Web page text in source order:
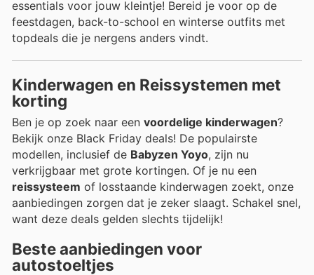
essentials voor jouw kleintje! Bereid je voor op de
feestdagen, back-to-school en winterse outfits met
topdeals die je nergens anders vindt.
Kinderwagen en Reissystemen met
korting
Ben je op zoek naar een voordelige kinderwagen?
Bekijk onze Black Friday deals! De populairste
modellen, inclusief de Babyzen Yoyo, zijn nu
verkrijgbaar met grote kortingen. Of je nu een
reissysteem of losstaande kinderwagen zoekt, onze
aanbiedingen zorgen dat je zeker slaagt. Schakel snel,
want deze deals gelden slechts tijdelijk!
Beste aanbiedingen voor
autostoeltjes